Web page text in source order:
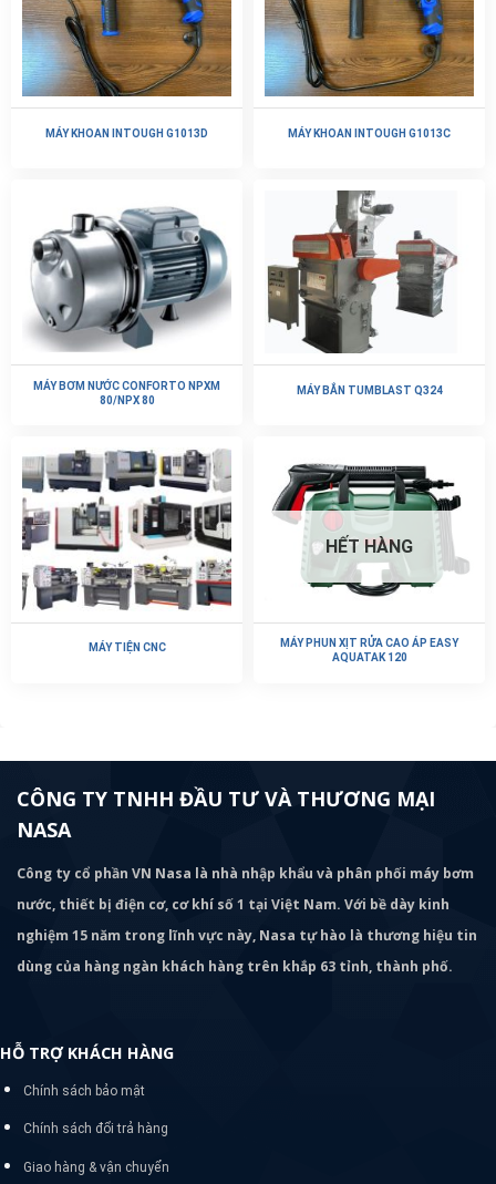
MÁY KHOAN INTOUGH G1013D MÁY KHOAN INTOUGH G1013C
MÁY BƠM NƯỚC CONFORTO NPXM
80/NPX 80
MÁY BẮN TUMBLAST Q324
MÁY TIỆN CNC
HẾT HÀNG
MÁY PHUN XỊT RỬA CAO ÁP EASY
AQUATAK 120
CÔNG TY TNHH ĐẦU TƯ VÀ THƯƠNG MẠI
NASA
Công ty cổ phần VN Nasa là nhà nhập khẩu và phân phối máy bơm
nước, thiết bị điện cơ, cơ khí số 1 tại Việt Nam. Với bề dày kinh
nghiệm 15 năm trong lĩnh vực này, Nasa tự hào là thương hiệu tin
dùng của hàng ngàn khách hàng trên khắp 63 tỉnh, thành phố.
HỖ TRỢ KHÁCH HÀNG
Chính sách bảo mật
Chính sách đổi trả hàng
Giao hàng & vận chuyển